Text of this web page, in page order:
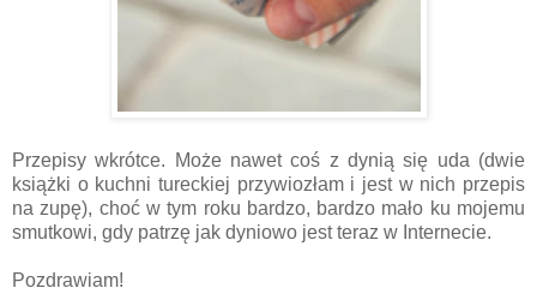
Przepisy wkrótce. Może nawet coś z dynią się uda (dwie
książki o kuchni tureckiej przywiozłam i jest w nich przepis
na zupę), choć w tym roku bardzo, bardzo mało ku mojemu
smutkowi, gdy patrzę jak dyniowo jest teraz w Internecie.
Pozdrawiam!